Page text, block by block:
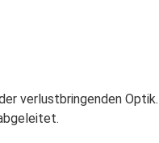
verlustbringenden Optik.